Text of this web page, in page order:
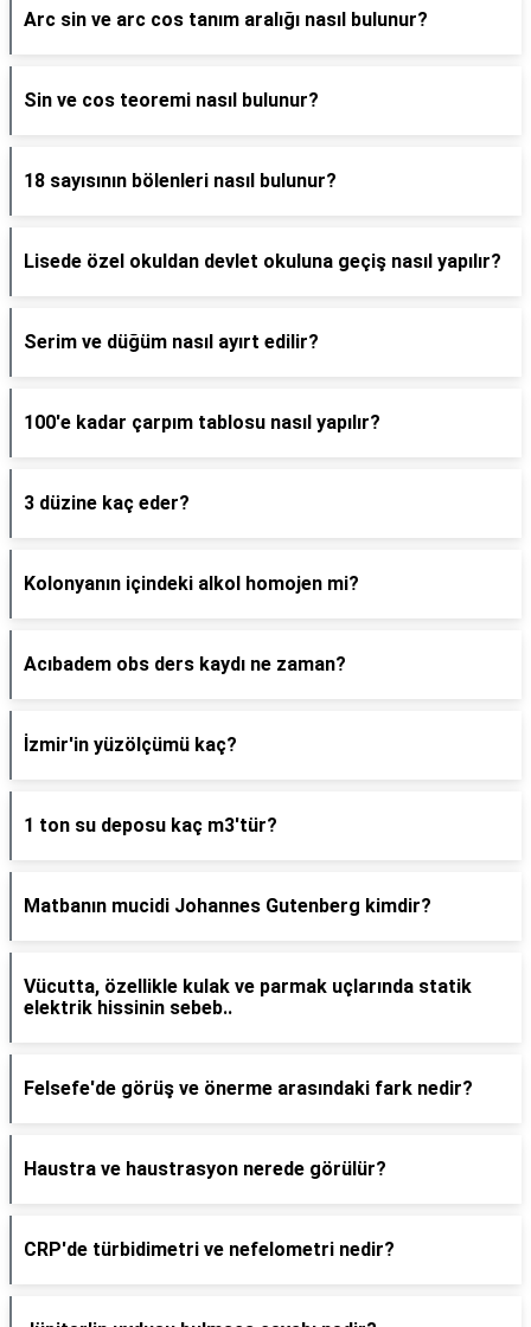
Arc sin ve arc cos tanım aralığı nasıl bulunur?
Sin ve cos teoremi nasıl bulunur?
18 sayısının bölenleri nasıl bulunur?
Lisede özel okuldan devlet okuluna geçiş nasıl yapılır?
Serim ve düğüm nasıl ayırt edilir?
100'e kadar çarpım tablosu nasıl yapılır?
3 düzine kaç eder?
Kolonyanın içindeki alkol homojen mi?
Acıbadem obs ders kaydı ne zaman?
İzmir'in yüzölçümü kaç?
1 ton su deposu kaç m3'tür?
Matbanın mucidi Johannes Gutenberg kimdir?
Vücutta, özellikle kulak ve parmak uçlarında statik
elektrik hissinin sebeb..
Felsefe'de görüş ve önerme arasındaki fark nedir?
Haustra ve haustrasyon nerede görülür?
CRP'de türbidimetri ve nefelometri nedir?